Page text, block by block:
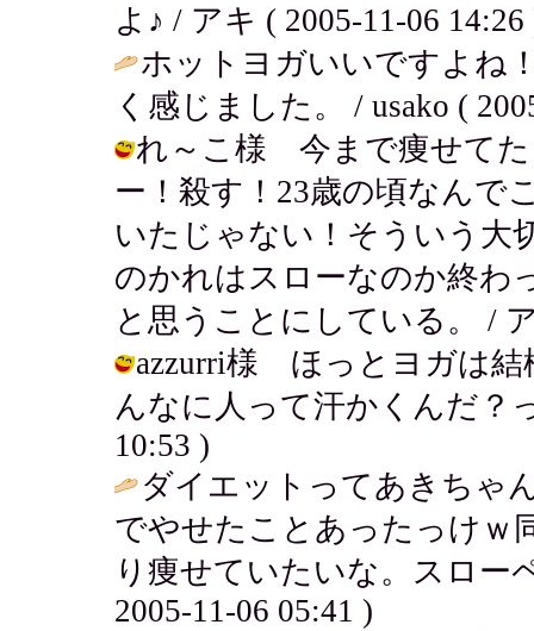
よ♪ / アキ ( 2005-11-06 14:26
ホットヨガいいですよね
く感じました。 / usako (
れ～こ様 今まで痩せてた
ー！殺す！23歳の頃なんで
いたじゃない！そういう大
のかれはスローなのか終わ
と思うことにしている。 /
azzurri様 ほっとヨガは結
んなに人って汗かくんだ？
10:53 )
ダイエットってあきちゃ
でやせたことあったっけ
り痩せていたいな。スロー
2005-11-06 05:41 )